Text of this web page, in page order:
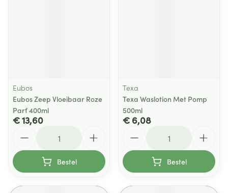
Eubos
Eubos Zeep Vloeibaar Roze
Parf 400ml
€ 13,60
Bestel
Texa
Texa Waslotion Met Pomp
500ml
€ 6,08
Bestel